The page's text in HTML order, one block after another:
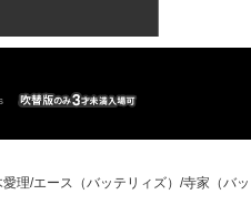
理/エース（バッテリィズ）/寺家（バッ